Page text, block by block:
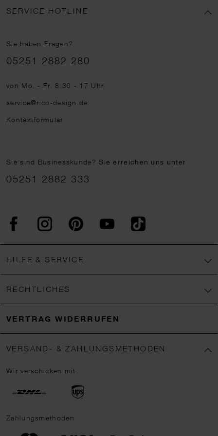
SERVICE HOTLINE
Sie haben Fragen?
Telefonnummer
05251 2882 280
von Mo. - Fr. 8:30 - 17 Uhr
service@rico-design.de
Kontaktformular
Sie sind Businesskunde?Sie erreichen uns unter
05251 2882 333
FacebookInstagram PinterestYouTubeTikTok
HILFE & SERVICE
RECHTLICHES
VERTRAG WIDERRUFEN
VERSAND- & ZAHLUNGSMETHODEN
Wir verschicken mit
Zahlungsmethoden